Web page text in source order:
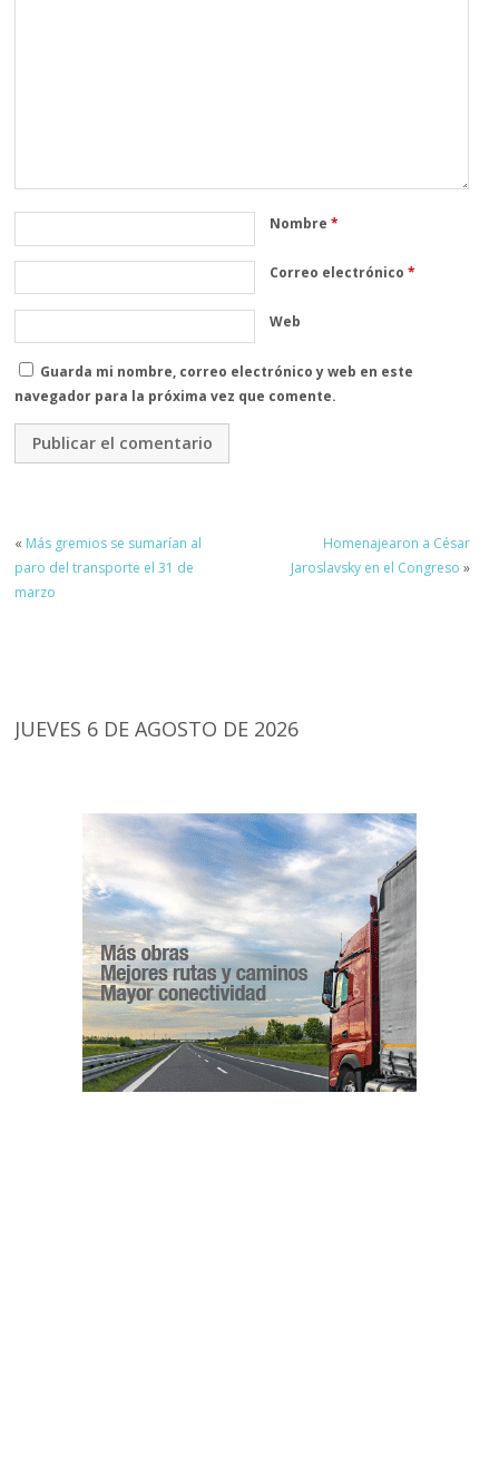
Nombre*
Correo electrónico*
Web
Guarda mi nombre, correo electrónico y web en este
navegador para la próxima vez que comente.
« Más gremios se sumarían al
paro del transporte el 31 de
marzo
Homenajearon a César
Jaroslavsky en el Congreso »
JUEVES 6 DE AGOSTO DE 2026